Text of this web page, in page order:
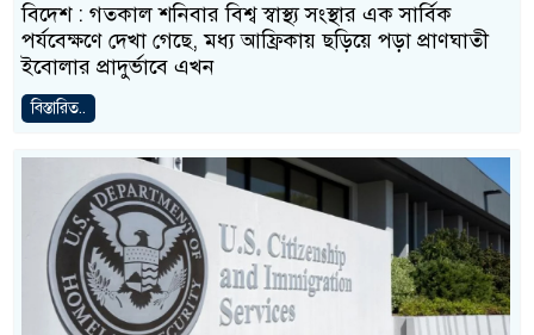
বিদেশ : গতকাল শনিবার বিশ্ব স্বাস্থ্য সংস্থার এক সার্বিক
পর্যবেক্ষণে দেখা গেছে, মধ্য আফ্রিকায় ছড়িয়ে পড়া প্রাণঘাতী
ইবোলার প্রাদুর্ভাবে এখন
বিস্তারিত..